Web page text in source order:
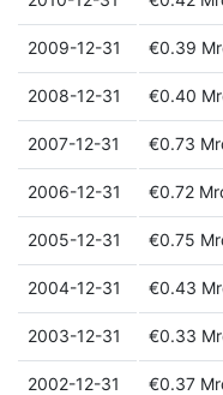
2009-12-31 €0.39
2008-12-31 €0.40
2007-12-31 €0.73
2006-12-31 €0.72
2005-12-31 €0.75
2004-12-31 €0.43
2003-12-31 €0.33
2002-12-31 €0.37